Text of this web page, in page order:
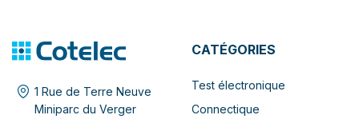
1 Rue de Terre Neuve
Miniparc du Verger
CATÉGORIES
Test électronique
Connectique